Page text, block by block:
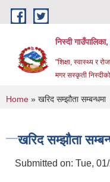
Skip to main content
निस्दी
"शिक्षा, स्वास्थ्य र
मगर सस्कृती
You are here
Home » खरिद सम्झौता सम्बन्धमा
खरिद सम्झौता
Submitted on: Tue,